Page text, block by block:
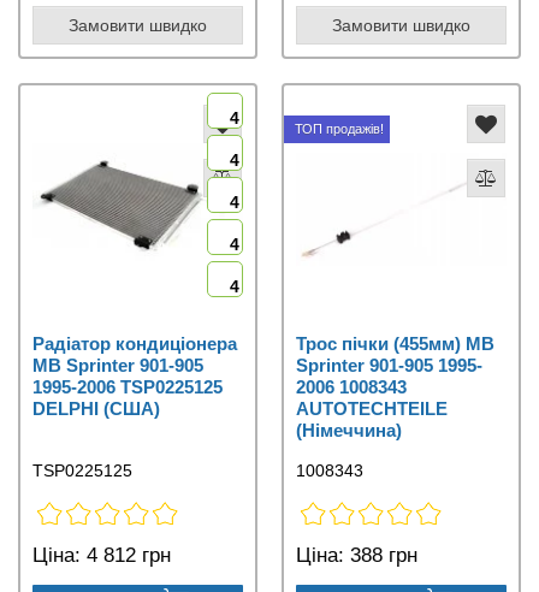
Замовити швидко Замовити швидко
4
4
4
4
4
Радіатор кондиціонера
MB Sprinter 901-905
1995-2006 TSP0225125
DELPHI (США)
TSP0225125
Ціна: 4 812 грн
ТОП продажів!
Трос пічки (455мм) MB
Sprinter 901-905 1995-
2006 1008343
AUTOTECHTEILE
(Німеччина)
1008343
Ціна: 388 грн